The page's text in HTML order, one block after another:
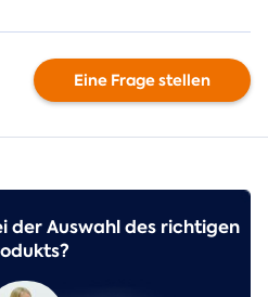
Eine Frage stellen
der Auswahl des richtigen